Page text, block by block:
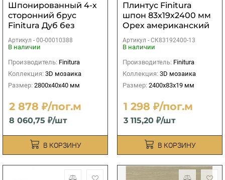
Шпонированный 4-х
сторонний брус
Finitura Дуб без
покрытия
40х40х2800 мм
Артикул - 00-00010388
В наличии
Производитель: Finitura
Коллекция: 3D мозаика
Размер: 2800х40х40 мм
2 878 ₽/пог.м
8 060,75 ₽/шт
В КОРЗИНУ
Плинтус Finitura
шпон 83х19х2400 мм
Орех американский
Артикул - СК83192400-13
В наличии
Производитель: Finitura
Коллекция: 3D мозаика
Размер: 2400х83х19 мм
1 298 ₽/пог.м
3 115,20 ₽/шт
В КОРЗИНУ